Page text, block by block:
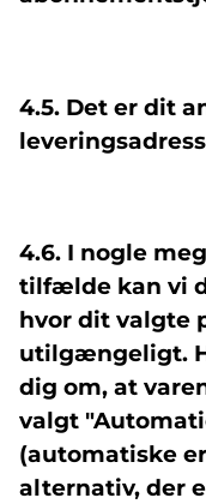
4.5. Det er dit
4.6. I nogle
tilfælde kan vi
hvor dit valgte
utilgængeligt.
dig om, at
valgt
(automatiske
alternativ, der